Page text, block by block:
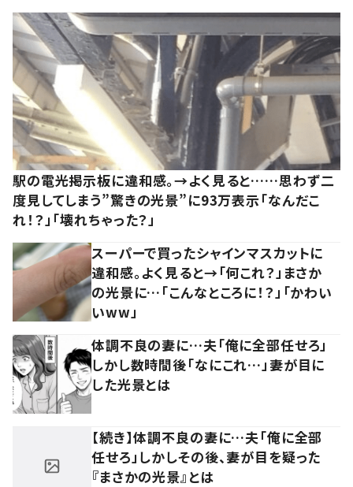
駅の電光掲示板に違和感。→よく見ると……思わず二
度見してしまう”驚きの光景”に93万表示「なんだこ
れ！？」「壊れちゃった？」
スーパーで買ったシャインマスカットに
違和感。よく見ると→「何これ？」まさか
の光景に…「こんなところに！？」「かわい
いww」
体調不良の妻に…夫「俺に全部任せろ」
しかし数時間後「なにこれ…」妻が目に
した光景とは
【続き】体調不良の妻に…夫「俺に全部
任せろ」しかしその後、妻が目を疑った
『まさかの光景』とは